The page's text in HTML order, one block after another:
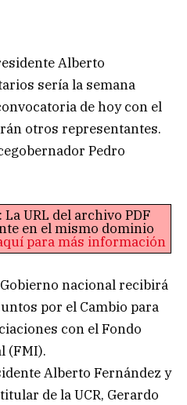
Alberto
sería la semana
de hoy con el
otros representantes.
Pedro
URL del archivo PDF
en el mismo dominio
para más información
nacional recibirá
por el Cambio para
con el Fondo
(FMI).
Alberto Fernández y
de la UCR, Gerardo